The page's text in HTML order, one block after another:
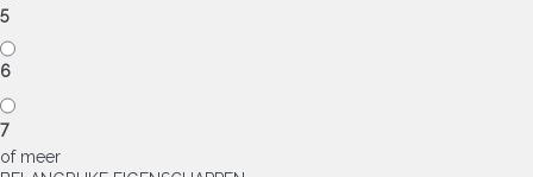
5
6
7
of meer